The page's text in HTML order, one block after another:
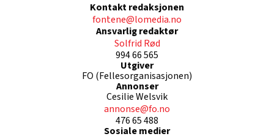
Kontakt redaksjonen
fontene@lomedia.no
Ansvarlig redaktør
Solfrid Rød
994 66 565
Utgiver
FO (Fellesorganisasjonen)
Annonser
Cesilie Welsvik
annonse@fo.no
476 65 488
Sosiale medier